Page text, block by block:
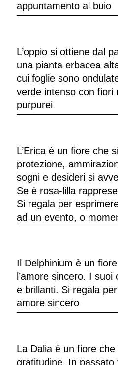
appuntamento al buio
L’oppio si ottiene dal
una pianta erbacea
cui foglie sono
verde intenso con fiori
purpurei
L’Erica è un fiore che
protezione,
sogni e desideri si
Se è rosa-lilla
Si regala per
ad un evento, o
Il Delphinium è un
l’amore sincero. I
e brillanti. Si regala
amore sincero
La Dalia è un fiore
gratitudine. In passato